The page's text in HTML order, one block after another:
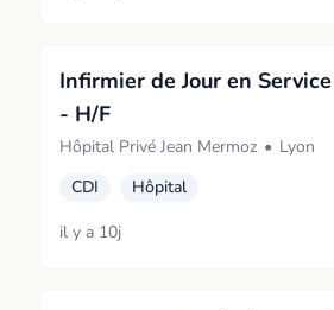
Infirmier de Jour en
- H/F
Hôpital Privé Jean Mermoz • Lyon
CDI
Hôpital
il y a 10j